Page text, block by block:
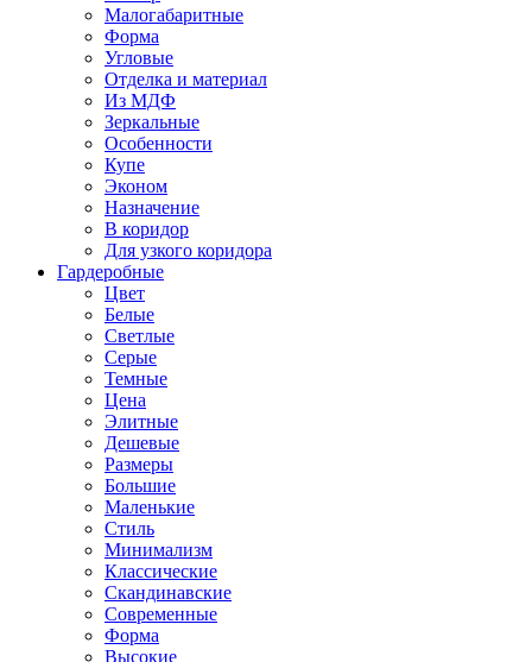
Малогабаритные
Форма
Угловые
Отделка и материал
Из МДФ
Зеркальные
Особенности
Купе
Эконом
Назначение
В коридор
Для узкого коридора
Гардеробные
Цвет
Белые
Светлые
Серые
Темные
Цена
Элитные
Дешевые
Размеры
Большие
Маленькие
Стиль
Минимализм
Классические
Скандинавские
Современные
Форма
Высокие